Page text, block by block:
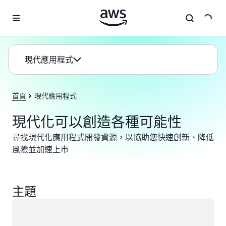
現代應用程式
首頁 現代應用程式
現代化可以創造各種可能性
尋找現代化應用程式開發資源，以協助您快速創新、降低
風險並加速上市
主題